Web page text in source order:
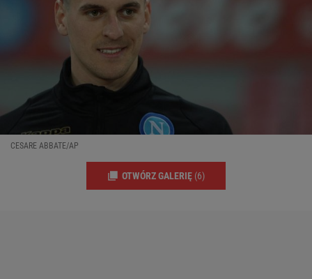
CESARE ABBATE/AP
OTWÓRZ GALERIĘ (6)